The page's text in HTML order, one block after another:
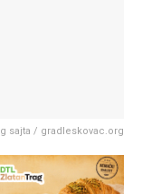
sajta / gradleskovac.org